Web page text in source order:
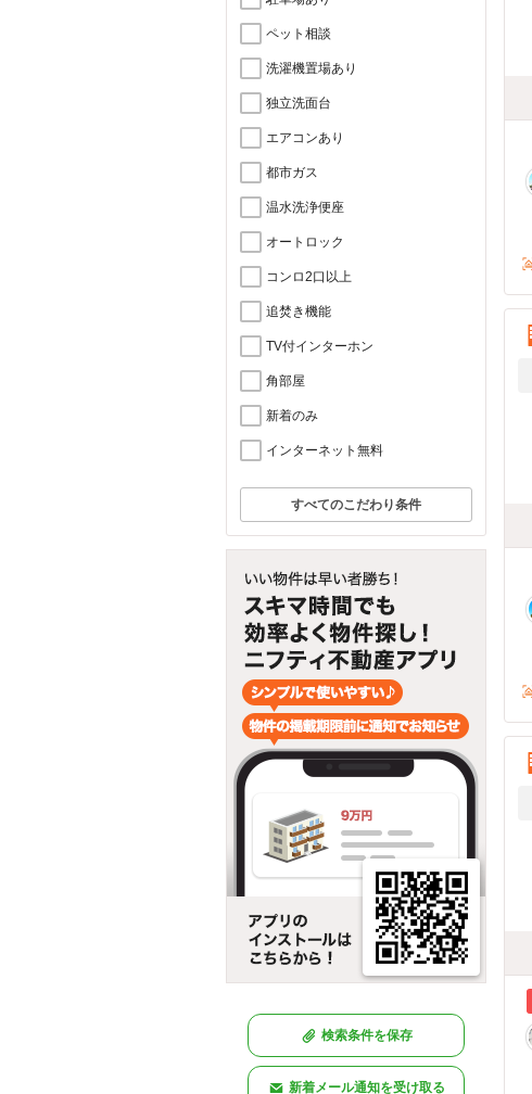
ペット相談
洗濯機置場あり
独立洗面台
エアコンあり
都市ガス
温水洗浄便座
オートロック
コンロ2口以上
追焚き機能
TV付インターホン
角部屋
新着のみ
インターネット無料
すべてのこだわり条件
検索条件を保存
新着メール通知を受け取る